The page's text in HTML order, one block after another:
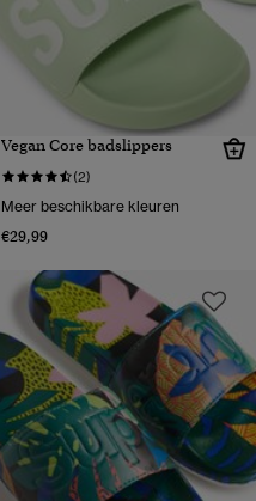
Vegan Core badslippers
(2)
Meer beschikbare kleuren
€29,99